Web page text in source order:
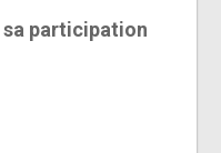
sa participation